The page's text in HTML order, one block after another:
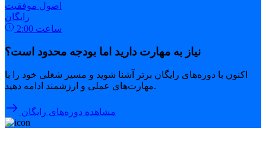
اصول موفقیت
رایگان
2:00 ساعت
نیاز به مهارت دارید اما بودجه محدود است؟
اکنون با دوره‌های رایگان برتر آشنا شوید و مسیر شغلی خود را با
مهارت‌های عملی و ارزشمند ادامه دهید.
مشاهده دوره‌های رایگان